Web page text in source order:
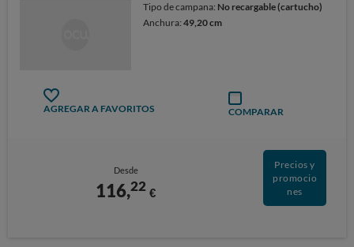
Tipo de campana: No recargable (cartucho)
Anchura:49,20 cm
AGREGAR A FAVORITOS COMPARAR
Desde
116,22 €
Precios y
promocio
nes